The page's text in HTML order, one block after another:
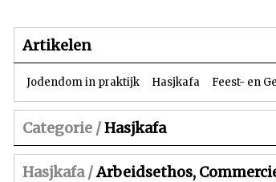
Artikelen
Jodendom in praktijk Hasjkafa Feest- en
Categorie /Hasjkafa
Hasjkafa /Arbeidsethos,